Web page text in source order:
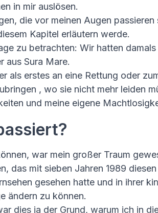
in mir auslösen.
die vor meinen Augen
Kapitel erläutern werde.
zu betrachten: Wir hatten
aus Sura Mare.
als erstes an eine Rettung oder
, wo sie nicht mehr leiden
und meine eigene
war mein großer Traum
das mit sieben Jahren 1989
gesehen hatte und in ihrer
ändern zu können.
dies ja der Grund, warum ich in